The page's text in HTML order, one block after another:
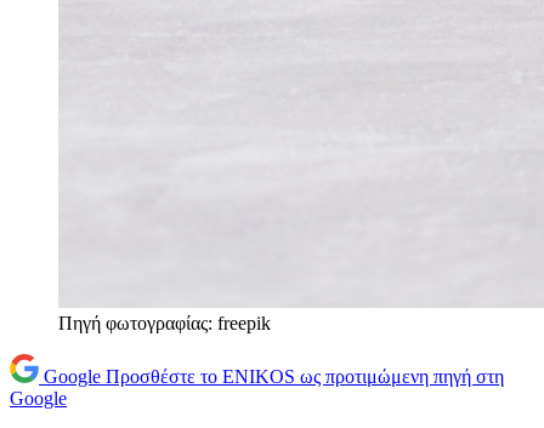
Πηγή φωτογραφίας: freepik
Google Προσθέστε το ENIKOS ως προτιμώμενη πηγή στη
Google